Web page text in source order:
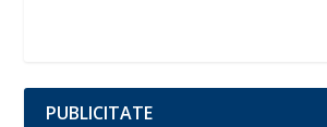
PUBLICITATE